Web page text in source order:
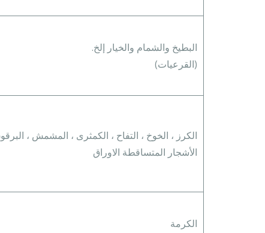
البطيخ والشمام والخيار إلخ.
(القرعيات)
الكرز ، الخوخ ، التفاح ، الكمثرى ، المشمش ،
الأشجار المتساقطة الاوراق
الكرمة